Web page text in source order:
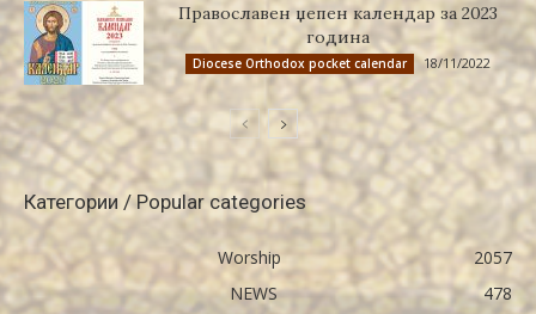
Православен џепен календар за 2023
година
Diocese Orthodox pocket calendar 18/11/2022
Категории / Popular categories
Worship
2057
NEWS
478